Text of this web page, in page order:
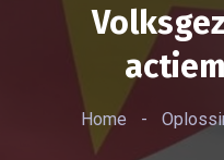
Home -